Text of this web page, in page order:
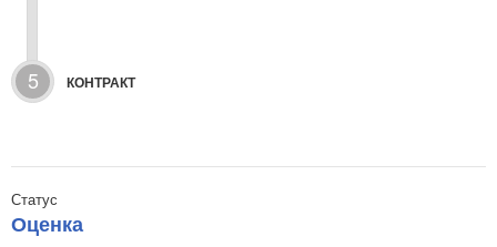
5 КОНТРАКТ
Статус
Оценка